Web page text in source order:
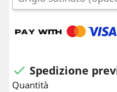
 Spedizione
Quantità